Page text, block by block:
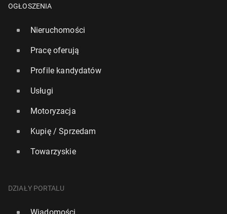
OGŁOSZENIA
Nieruchomości
Pracę oferują
Profile kandydatów
Usługi
Motoryzacja
Kupię / Sprzedam
Towarzyskie
DZIAŁY PORTALU